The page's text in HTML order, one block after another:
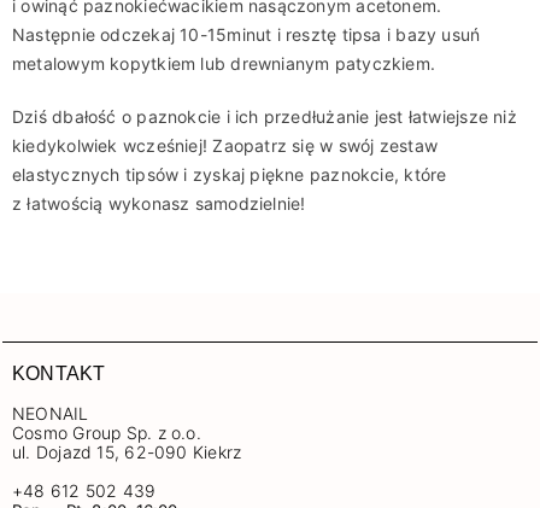
i owinąć paznokiećwacikiem nasączonymacetonem.
Następnie odczekaj 10-15minut i resztę tipsa i bazy usuń
metalowym kopytkiem lub drewnianym patyczkiem.
Dziś dbałość o paznokcie i ich przedłużanie jest łatwiejsze niż
kiedykolwiek wcześniej! Zaopatrz się w swój zestaw
elastycznych tipsów i zyskaj piękne paznokcie, które
z łatwością wykonasz samodzielnie!
KONTAKT
NEONAIL
Cosmo Group Sp. z o.o.
ul. Dojazd 15, 62-090 Kiekrz
+48 612 502 439